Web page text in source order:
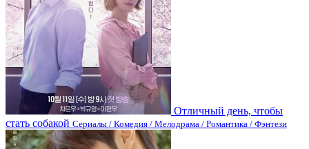
Отличный день, чтобы
стать собакой Сериалы / Комедия / Мелодрама / Романтика / Фэнтези